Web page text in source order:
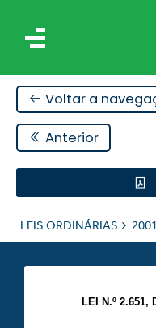
Voltar a
Anterior
LEIS ORDINÁRIAS 2001
LEI N.º 2.651,